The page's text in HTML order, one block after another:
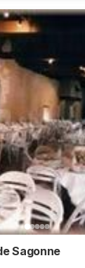
Sagonne